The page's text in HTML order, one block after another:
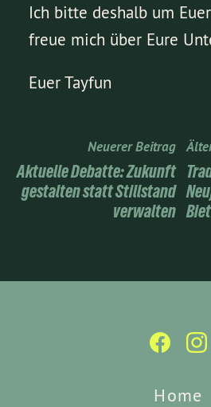
Ich bitte deshalb um
freue mich über Eure
Euer Tayfun
Neuerer Beitrag
Aktuelle Debatte: Zukunft
gestalten statt Stillstand
verwalten
Home